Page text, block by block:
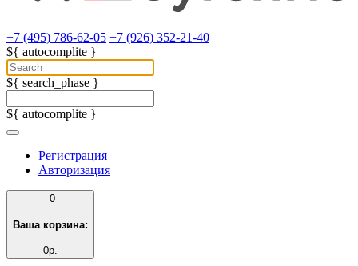
+7 (495) 786-62-05 +7 (926) 352-21-40
${ autocomplite }
${ search_phase }
${ autocomplite }
Регистрация
Авторизация
0
Ваша корзина:
0р.